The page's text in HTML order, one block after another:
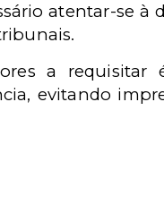
atentar-se
a
evitando